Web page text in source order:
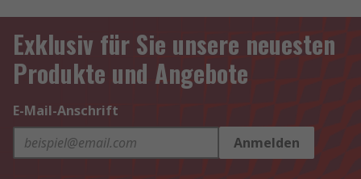
Exklusiv für Sie unsere neuesten
Produkte und Angebote
E-Mail-Anschrift
Anmelden